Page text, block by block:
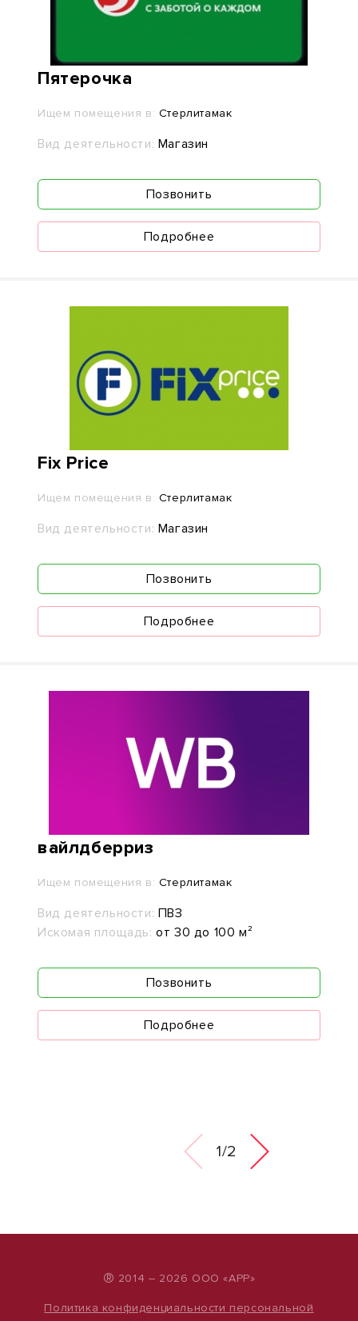
Пятерочка
Ищем помещения в: Стерлитамак
Вид деятельности: Магазин
Позвонить
Подробнее
Fix Price
Ищем помещения в: Стерлитамак
Вид деятельности: Магазин
Позвонить
Подробнее
вайлдберриз
Ищем помещения в: Стерлитамак
Вид деятельности: ПВЗ
Искомая площадь: от 30 до 100 м²
Позвонить
Подробнее
1/2
® 2014 – 2026 ООО «АРР»
Политика конфиденциальности персональной